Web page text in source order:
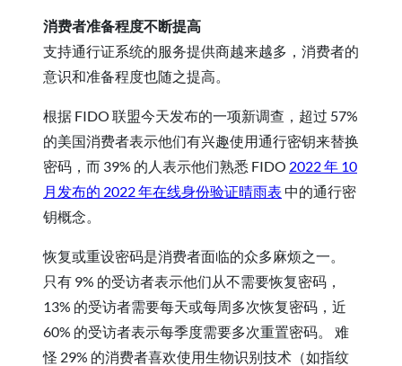
消费者准备程度不断提高
支持通行证系统的服务提供商越来越多，消费者的
意识和准备程度也随之提高。
根据 FIDO 联盟今天发布的一项新调查，超过 57%
的美国消费者表示他们有兴趣使用通行密钥来替换
密码，而 39% 的人表示他们熟悉 FIDO 2022 年 10
月发布的 2022 年在线身份验证晴雨表 中的通行密
钥概念。
恢复或重设密码是消费者面临的众多麻烦之一。
只有 9% 的受访者表示他们从不需要恢复密码，
13% 的受访者需要每天或每周多次恢复密码，近
60% 的受访者表示每季度需要多次重置密码。 难
怪 29% 的消费者喜欢使用生物识别技术（如指纹